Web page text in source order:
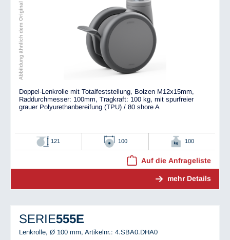
Abbildung ähnlich dem Original
Doppel-Lenkrolle mit Totalfeststellung, Bolzen M12x15mm,
Raddurchmesser: 100mm, Tragkraft: 100 kg, mit spurfreier
grauer Polyurethanbereifung (TPU) / 80 shore A
121 100 100
Auf die Anfrageliste
mehr Details
SERIE555E
Lenkrolle, Ø 100 mm, Artikelnr.: 4.SBA0.DHA0